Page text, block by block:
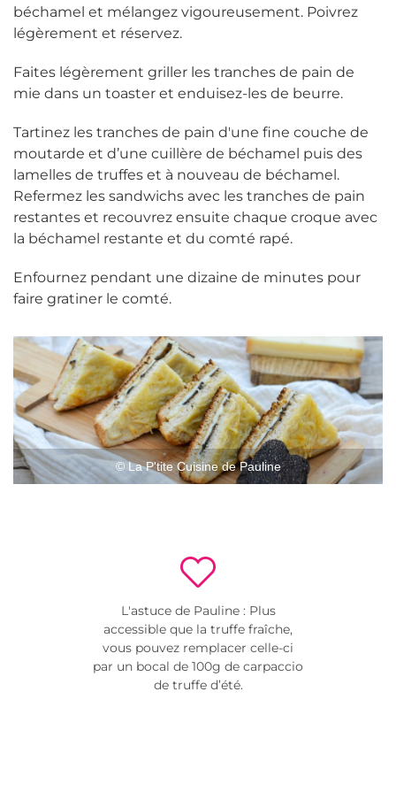
béchamel et mélangez vigoureusement. Poivrez
légèrement et réservez.
Faites légèrement griller les tranches de pain de
mie dans un toaster et enduisez-les de beurre.
Tartinez les tranches de pain d'une fine couche de
moutarde et d’une cuillère de béchamel puis des
lamelles de truffes et à nouveau de béchamel.
Refermez les sandwichs avec les tranches de pain
restantes et recouvrez ensuite chaque croque avec
la béchamel restante et du comté rapé.
Enfournez pendant une dizaine de minutes pour
faire gratiner le comté.
© La P'tite Cuisine de Pauline
L'astuce de Pauline : Plus
accessible que la truffe fraîche,
vous pouvez remplacer celle-ci
par un bocal de 100g de carpaccio
de truffe d’été.